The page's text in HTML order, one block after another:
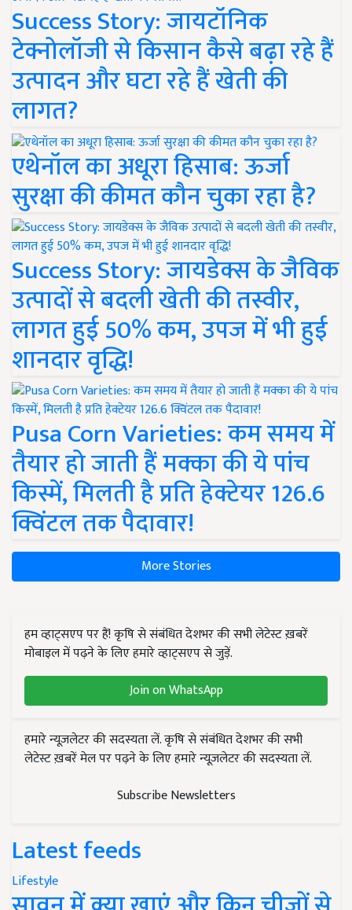
Success Story: जायटॉनिक
टेक्नोलॉजी से किसान कैसे बढ़ा रहे हैं
उत्पादन और घटा रहे हैं खेती की
लागत?
एथेनॉल का अधूरा हिसाब: ऊर्जा
सुरक्षा की कीमत कौन चुका रहा है?
Success Story: जायडेक्स के जैविक
उत्पादों से बदली खेती की तस्वीर,
लागत हुई 50% कम, उपज में भी हुई
शानदार वृद्धि!
Pusa Corn Varieties: कम समय में
तैयार हो जाती हैं मक्का की ये पांच
किस्में, मिलती है प्रति हेक्टेयर 126.6
क्विंटल तक पैदावार!
More Stories
हम व्हाट्सएप पर हैं! कृषि से संबंधित देशभर की सभी लेटेस्ट ख़बरें
मोबाइल में पढ़ने के लिए हमारे व्हाट्सएप से जुड़ें.
Join on WhatsApp
हमारे न्यूज़लेटर की सदस्यता लें. कृषि से संबंधित देशभर की सभी
लेटेस्ट ख़बरें मेल पर पढ़ने के लिए हमारे न्यूज़लेटर की सदस्यता लें.
Subscribe Newsletters
Latest feeds
Lifestyle